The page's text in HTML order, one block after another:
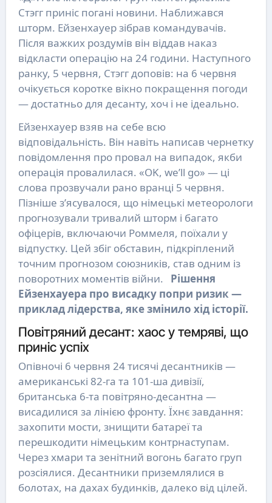
Стэгг приніс погані новини. Наближався
шторм. Ейзенхауер зібрав командувачів.
Після важких роздумів він віддав наказ
відкласти операцію на 24 години. Наступного
ранку, 5 червня, Стэгг доповів: на 6 червня
очікується коротке вікно покращення погоди
— достатньо для десанту, хоч і не ідеально.
Ейзенхауер взяв на себе всю
відповідальність. Він навіть написав чернетку
повідомлення про провал на випадок, якби
операція провалилася. «OK, we’ll go» — ці
слова прозвучали рано вранці 5 червня.
Пізніше з’ясувалося, що німецькі метеорологи
прогнозували тривалий шторм і багато
офіцерів, включаючи Роммеля, поїхали у
відпустку. Цей збіг обставин, підкріплений
точним прогнозом союзників, став одним із
поворотних моментів війни.
Рішення
Ейзенхауера про висадку попри ризик —
приклад лідерства, яке змінило хід історії.
Повітряний десант: хаос у темряві, що
приніс успіх
Опівночі 6 червня 24 тисячі десантників —
американські 82-га та 101-ша дивізії,
британська 6-та повітряно-десантна —
висадилися за лінією фронту. Їхнє завдання:
захопити мости, знищити батареї та
перешкодити німецьким контрнаступам.
Через хмари та зенітний вогонь багато груп
розсіялися. Десантники приземлялися в
болотах, на дахах будинків, далеко від цілей.